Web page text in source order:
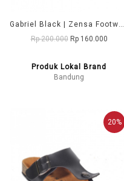
Gabriel Black | Zensa Footwear Sandal Jepit Pria Casual
Rp 200.000 Rp 160.000
Produk Lokal Brand
Bandung
20%